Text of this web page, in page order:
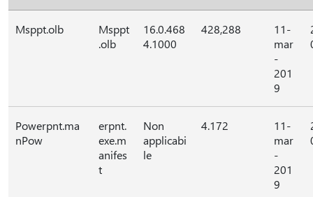
Msppt.olb
Msppt
.olb
16.0.468
4.1000
428,288
11-
mar
-
201
9
Powerpnt.ma
nPow
erpnt.
exe.m
anifes
t
Non
applicabi
le
4.172
11-
mar
-
201
9